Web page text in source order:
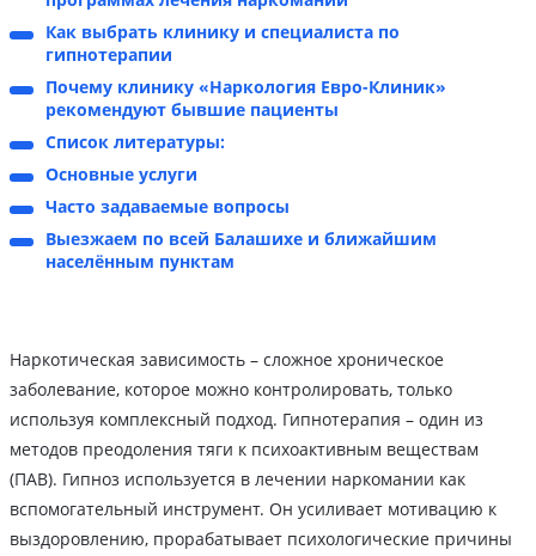
Как выбрать клинику и специалиста по
гипнотерапии
Почему клинику «Наркология Евро-Клиник»
рекомендуют бывшие пациенты
Список литературы:
Основные услуги
Часто задаваемые вопросы
Выезжаем по всей Балашихе и ближайшим
населённым пунктам
Наркотическая зависимость – сложное хроническое
заболевание, которое можно контролировать, только
используя комплексный подход. Гипнотерапия – один из
методов преодоления тяги к психоактивным веществам
(ПАВ). Гипноз используется в лечении наркомании как
вспомогательный инструмент. Он усиливает мотивацию к
выздоровлению, прорабатывает психологические причины